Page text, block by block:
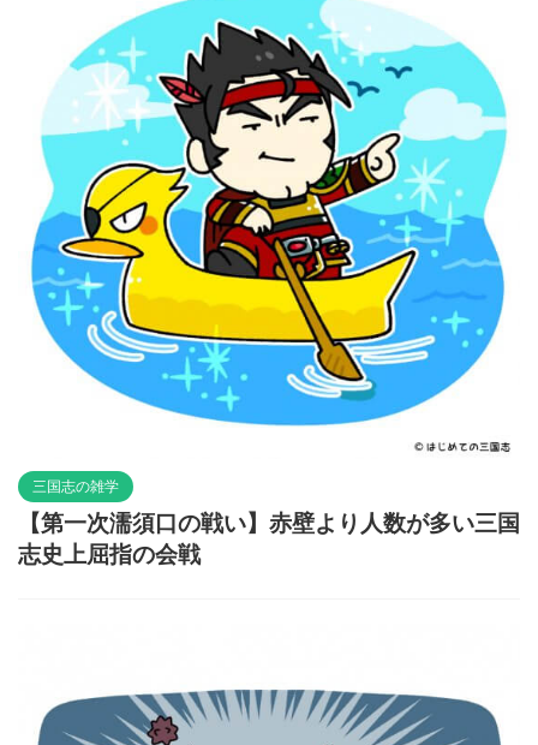
三国志の雑学
【第一次濡須口の戦い】赤壁より人数が多い三国
志史上屈指の会戦